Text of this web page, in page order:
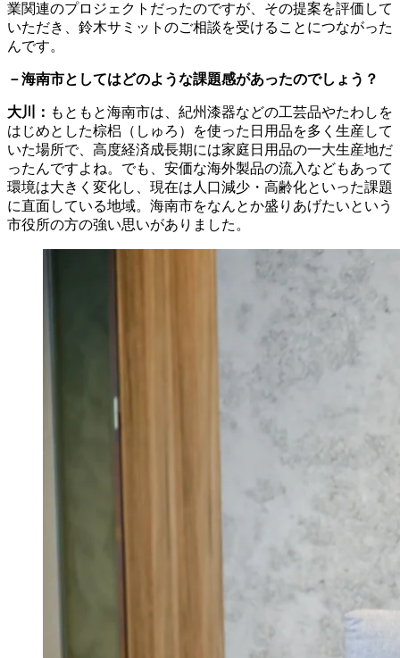
業関連のプロジェクトだったのですが、その提案を評価して
いただき、鈴木サミットのご相談を受けることにつながった
んです。
－海南市としてはどのような課題感があったのでしょう？
大川： もともと海南市は、紀州漆器などの工芸品やたわしを
はじめとした棕梠（しゅろ）を使った日用品を多く生産して
いた場所で、高度経済成長期には家庭日用品の一大生産地だ
ったんですよね。でも、安価な海外製品の流入などもあって
環境は大きく変化し、現在は人口減少・高齢化といった課題
に直面している地域。海南市をなんとか盛りあげたいという
市役所の方の強い思いがありました。